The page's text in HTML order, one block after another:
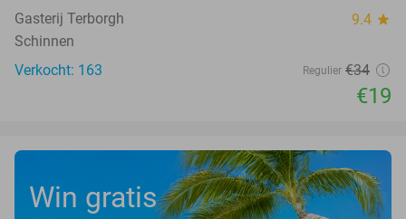
Gasterij Terborgh 9.4 star
Schinnen
Verkocht: 163
Regulier €34
€19
Win gratis